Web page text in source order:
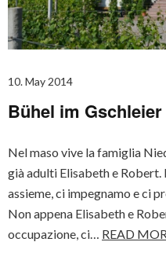
10. May 2014
Bühel im Gschleier
Nel maso vive la famiglia
già adulti Elisabeth e
assieme, ci impegnamo e ci
Non appena Elisabeth e
occupazione, ci… READ